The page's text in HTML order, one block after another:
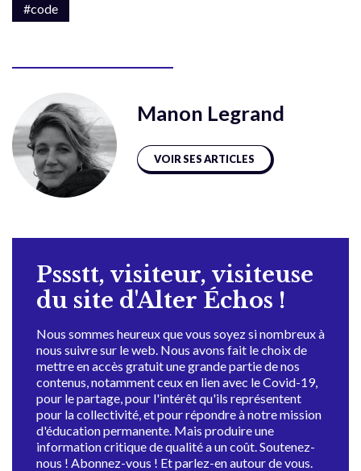
#code
Manon Legrand
VOIR SES ARTICLES
Pssstt, visiteur, visiteuse
du site d'Alter Échos !
Nous sommes heureux que vous soyez si nombreux à
nous suivre sur le web. Nous avons fait le choix de
mettre en accès gratuit une grande partie de nos
contenus, notamment ceux en lien avec le Covid-19,
pour le partage, pour l'intérêt qu'ils représentent
pour la collectivité, et pour répondre à notre mission
d'éducation permanente. Mais produire une
information critique de qualité a un coût. Soutenez-
nous ! Abonnez-vous ! Et parlez-en autour de vous.